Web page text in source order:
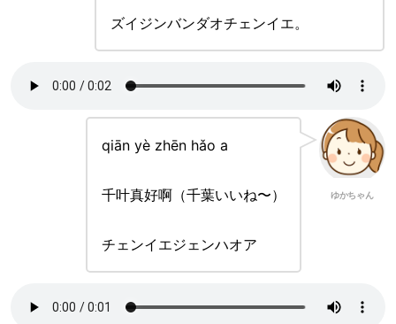
ズイジンバンダオチェンイエ。
ゆかちゃん
qiān yè zhēn hǎo a
千叶真好啊（千葉いいね〜）
チェンイエジェンハオア